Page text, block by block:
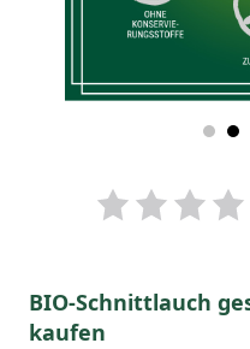
BIO-Schnittlauch
kaufen